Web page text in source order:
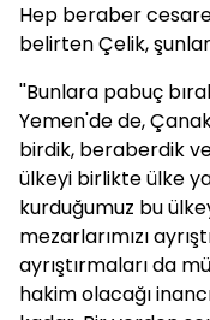
Hep beraber
belirten Çelik,
''Bunlara pabuç
Yemen'de de,
birdik, beraberdik
ülkeyi birlikte ülke
kurduğumuz bu
mezarlarımızı
ayrıştırmaları da
hakim olacağı